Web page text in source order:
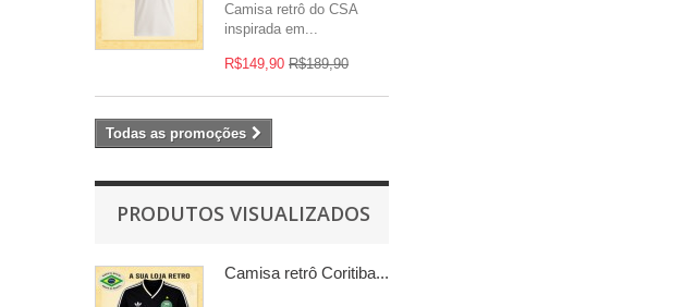
Camisa retrô do CSA
inspirada em...
R$149,90 R$189,90
Todas as promoções
PRODUTOS VISUALIZADOS
Camisa retrô Coritiba...